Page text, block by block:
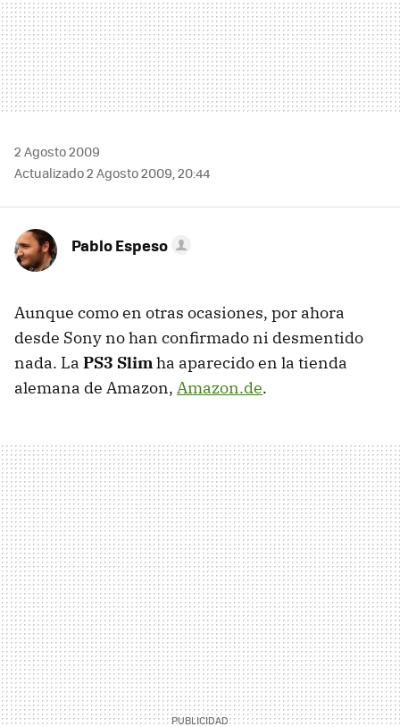
2 Agosto 2009
Actualizado 2 Agosto 2009, 20:44
Pablo Espeso
Aunque como en otras ocasiones, por ahora
desde Sony no han confirmado ni desmentido
nada. La PS3 Slimha aparecido en la tienda
alemana de Amazon, Amazon.de.